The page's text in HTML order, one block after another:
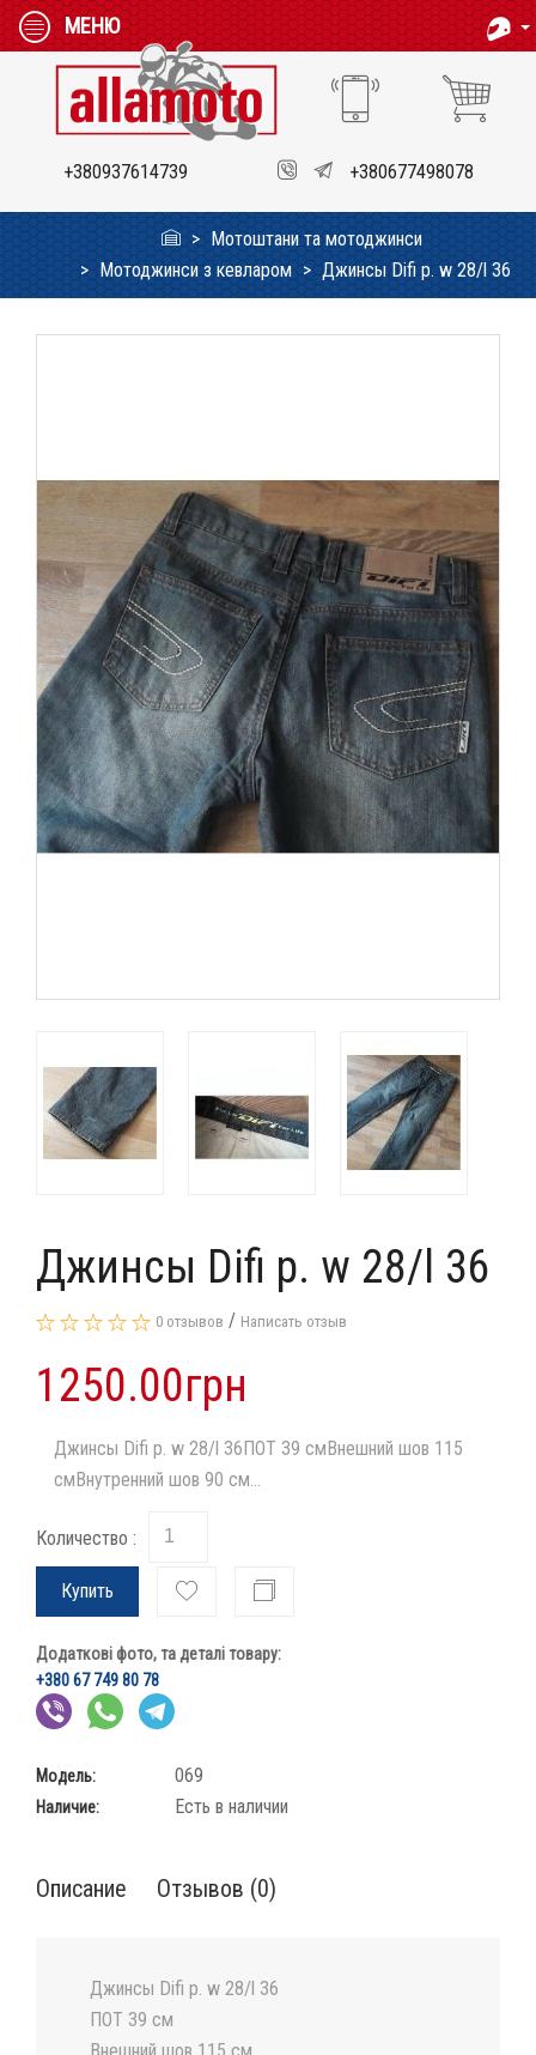
МЕНЮ
+380937614739 +380677498078
Мотоштани та мотоджинси
Мотоджинси з кевларом
Джинсы Difi р. w 28/l 36
Джинсы Difi р. w 28/l 36
0 отзывов / Написать отзыв
1250.00грн
Джинсы Difi р. w 28/l 36ПОТ 39 смВнешний шов 115
смВнутренний шов 90 см...
Количество :
Купить
Додаткові фото, та деталі товару:
+380 67 749 80 78
Модель: 069
Наличие: Есть в наличии
Описание Отзывов (0)
Джинсы Difi р. w 28/l 36
ПОТ 39 см